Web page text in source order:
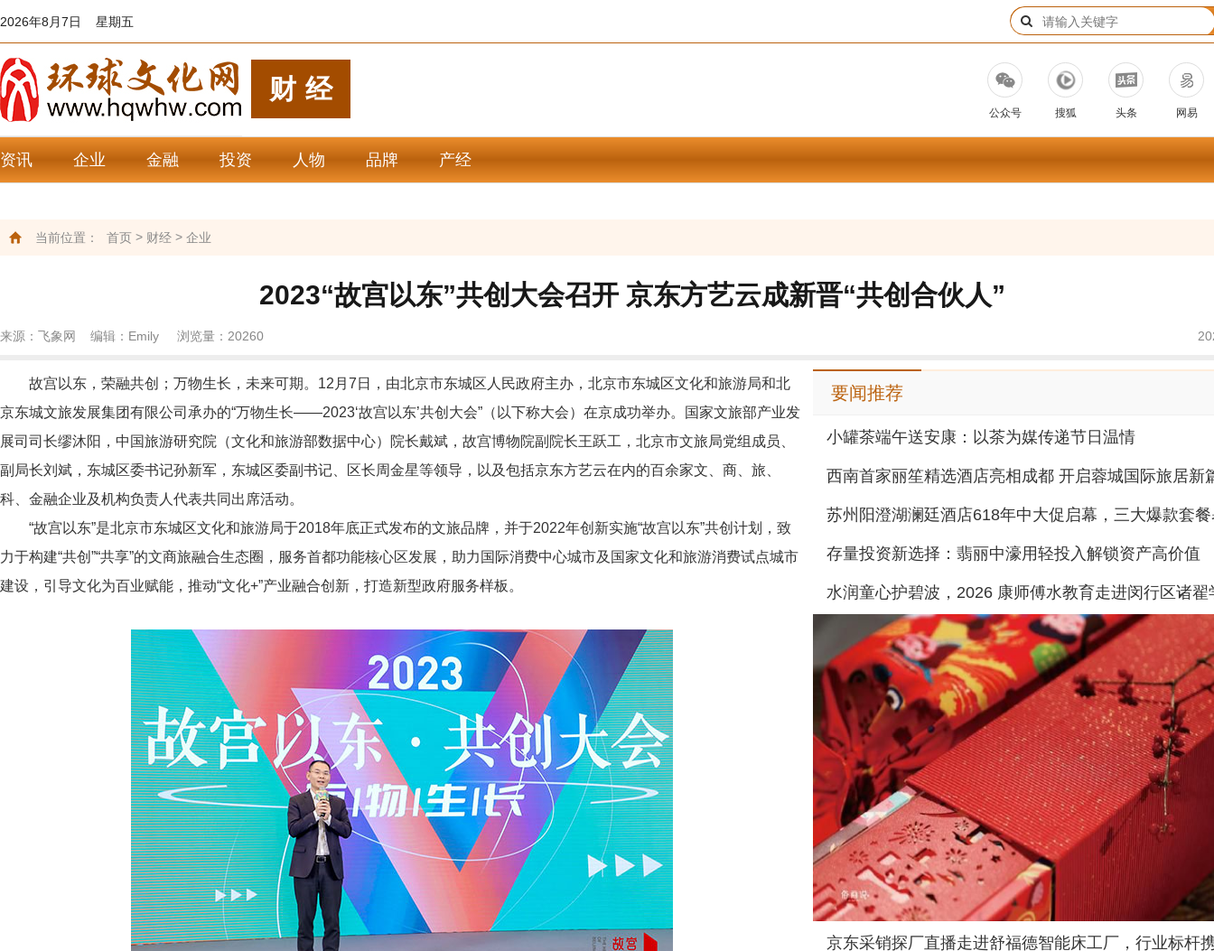
2026年8月7日 星期五
财经
公众号 搜狐 头条 网易
资讯 企业 金融 投资 人物 品牌 产经
当前位置： 首页 > 财经 > 企业
2023“故宫以东”共创大会召开 京东方艺云成新晋“共创合伙人”
来源：飞象网 编辑：Emily 浏览量： 20260
故宫以东，荣融共创；万物生长，未来可期。12月7日，由北京市东城区人民政府主办，北京市东城区文化和旅游局和北
京东城文旅发展集团有限公司承办的“万物生长——2023‘故宫以东’共创大会”（以下称大会）在京成功举办。国家文旅部产业发
展司司长缪沐阳，中国旅游研究院（文化和旅游部数据中心）院长戴斌，故宫博物院副院长王跃工，北京市文旅局党组成员、
副局长刘斌，东城区委书记孙新军，东城区委副书记、区长周金星等领导，以及包括京东方艺云在内的百余家文、商、旅、
科、金融企业及机构负责人代表共同出席活动。
“故宫以东”是北京市东城区文化和旅游局于2018年底正式发布的文旅品牌，并于2022年创新实施“故宫以东”共创计划，致
力于构建“共创”“共享”的文商旅融合生态圈，服务首都功能核心区发展，助力国际消费中心城市及国家文化和旅游消费试点城市
建设，引导文化为百业赋能，推动“文化+”产业融合创新，打造新型政府服务样板。
要闻推荐
小罐茶端午送安康：以茶为媒传递节日温情
西南首家丽笙精选酒店亮相成都 开启蓉城国际旅居新
存量投资新选择：翡丽中濠用轻投入解锁资产高价值
水润童心护碧波，2026 康师傅水教育走进闵行区诸翟